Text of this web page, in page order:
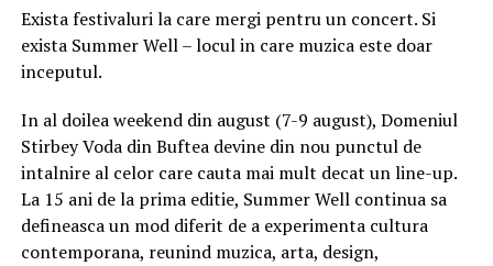
vanzari@mediafax.ro.
RELATED TOPICS:
UP NEXT
David Beckham vrea ca Kylian Mbappe sÄ fie primul sÄu
fotbalist pe care Ã®l reprezintÄ – Stiri pe surse
DON'T MISS
Dancila announces PSD will have presidential campaign
Exista festivaluri la care mergi pentru un concert. Si
exista Summer Well – locul in care muzica este doar
inceputul.
In al doilea weekend din august (7-9 august), Domeniul
Stirbey Voda din Buftea devine din nou punctul de
intalnire al celor care cauta mai mult decat un line-up.
La 15 ani de la prima editie, Summer Well continua sa
defineasca un mod diferit de a experimenta cultura
contemporana, reunind muzica, arta, design,